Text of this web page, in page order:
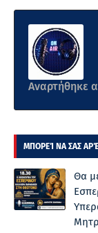
Αναρτήθηκε
ΜΠΟΡΕΊ ΝΑ ΣΑΣ
Θα